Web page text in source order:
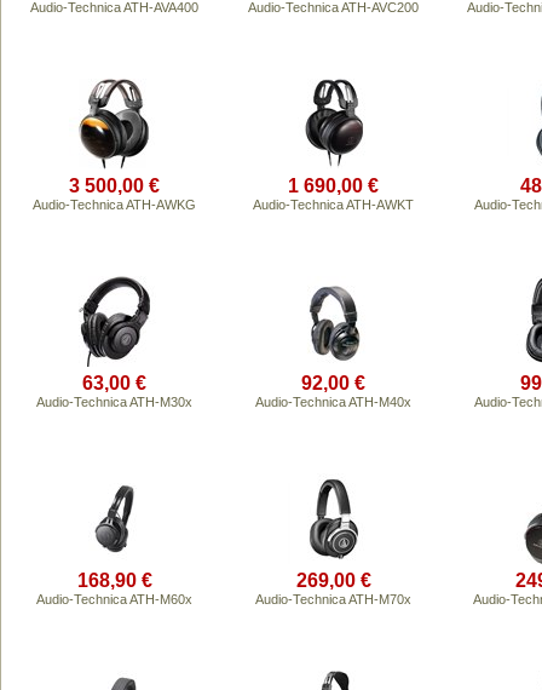
Audio-Technica ATH-AVA400 Audio-Technica ATH-AVC200 Audio-
3 500,00 €
Audio-Technica ATH-AWKG
1 690,00 €
Audio-Technica ATH-AWKT Audio-
63,00 €
Audio-Technica ATH-M30x
92,00 €
Audio-Technica ATH-M40x Audio-
168,90 €
Audio-Technica ATH-M60x
269,00 €
Audio-Technica ATH-M70x Audio-